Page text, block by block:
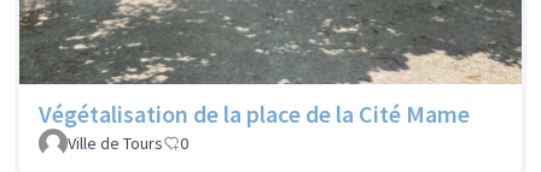
Végétalisation de la place de la Cité Mame
Ville de Tours 0